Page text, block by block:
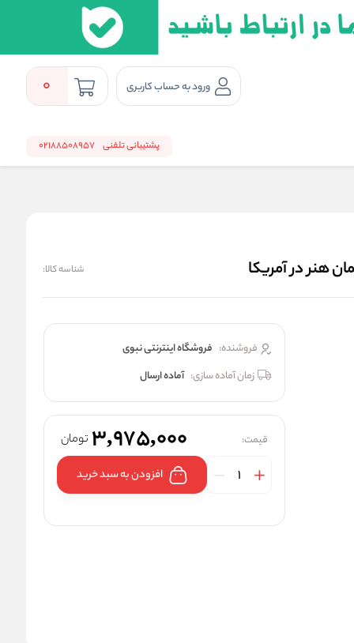
ورود به حساب کاربری 0
پشتیبانی تلفنی 02188508957
شناسه کالا:
فروشنده: فروشگاه اینترنتی نبوی
زمان آماده سازی: آماده ارسال
قیمت: 3,975,000 تومان
افزودن به سبد خرید